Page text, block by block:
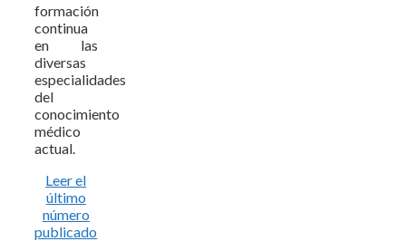
formación
continua
en las
diversas
especialidades
del
conocimiento
médico
actual.
Leer el
último
número
publicado